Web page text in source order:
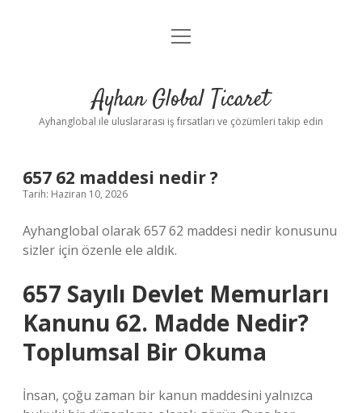
Anasayfa
Yasal Uyarı
menüyü
Ayhan Global Ticaret
Ayhanglobal ile uluslararası iş fırsatları ve çözümleri takip edin
657 62 maddesi nedir ?
Tarih: Haziran 10, 2026
Ayhanglobal olarak 657 62 maddesi nedir konusunu
sizler için özenle ele aldık.
657 Sayılı Devlet Memurları
Kanunu 62. Madde Nedir?
Toplumsal Bir Okuma
İnsan, çoğu zaman bir kanun maddesini yalnızca